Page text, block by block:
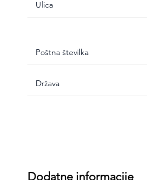
Dodatne informacije